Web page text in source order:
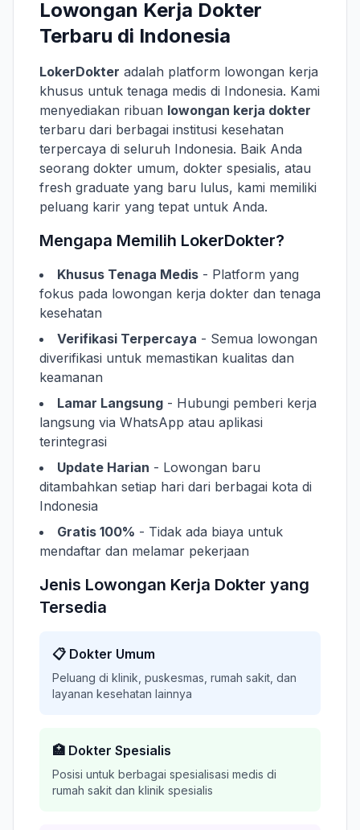
Lowongan Kerja Dokter
Terbaru di Indonesia
LokerDokter adalah platform lowongan kerja
khusus untuk tenaga medis di Indonesia. Kami
menyediakan ribuan lowongan kerja dokter
terbaru dari berbagai institusi kesehatan
terpercaya di seluruh Indonesia. Baik Anda
seorang dokter umum, dokter spesialis, atau
fresh graduate yang baru lulus, kami memiliki
peluang karir yang tepat untuk Anda.
Mengapa Memilih LokerDokter?
Khusus Tenaga Medis - Platform yang
fokus pada lowongan kerja dokter dan tenaga
kesehatan
Verifikasi Terpercaya - Semua lowongan
diverifikasi untuk memastikan kualitas dan
keamanan
Lamar Langsung - Hubungi pemberi kerja
langsung via WhatsApp atau aplikasi
terintegrasi
Update Harian - Lowongan baru
ditambahkan setiap hari dari berbagai kota di
Indonesia
Gratis 100% - Tidak ada biaya untuk
mendaftar dan melamar pekerjaan
Jenis Lowongan Kerja Dokter yang
Tersedia
📋 Dokter Umum
Peluang di klinik, puskesmas, rumah sakit, dan
layanan kesehatan lainnya
🏥 Dokter Spesialis
Posisi untuk berbagai spesialisasi medis di
rumah sakit dan klinik spesialis